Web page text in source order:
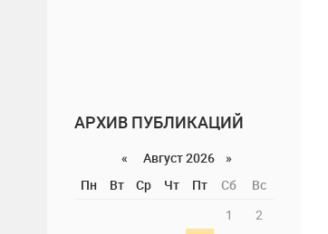
АРХИВ ПУБЛИКАЦИЙ
«
Август 2026 »
Пн
Вт Ср Чт Пт Сб
Вс
1
2